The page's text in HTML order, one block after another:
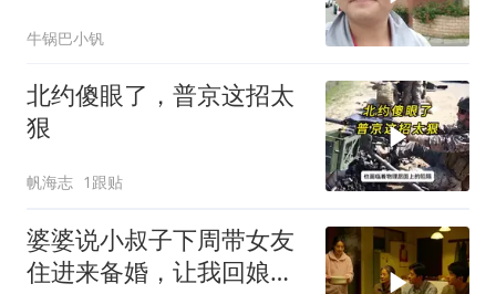
牛锅巴小钒
北约傻眼了，普京这招太
狠
帆海志 1跟贴
婆婆说小叔子下周带女友
住进来备婚，让我回娘家